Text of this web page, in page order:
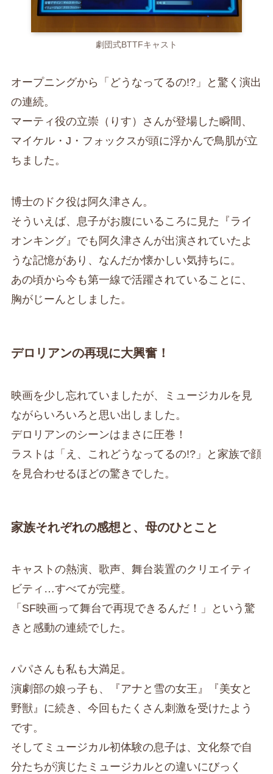
劇団式BTTFキャスト
オープニングから「どうなってるの!?」と驚く演出
の連続。
マーティ役の立崇（りす）さんが登場した瞬間、
マイケル・J・フォックスが頭に浮かんで鳥肌が立
ちました。
博士のドク役は阿久津さん。
そういえば、息子がお腹にいるころに見た『ライ
オンキング』でも阿久津さんが出演されていたよ
うな記憶があり、なんだか懐かしい気持ちに。
あの頃から今も第一線で活躍されていることに、
胸がじーんとしました。
デロリアンの再現に大興奮！
映画を少し忘れていましたが、ミュージカルを見
ながらいろいろと思い出しました。
デロリアンのシーンはまさに圧巻！
ラストは「え、これどうなってるの!?」と家族で顔
を見合わせるほどの驚きでした。
家族それぞれの感想と、母のひとこと
キャストの熱演、歌声、舞台装置のクリエイティ
ビティ…すべてが完璧。
「SF映画って舞台で再現できるんだ！」という驚
きと感動の連続でした。
パパさんも私も大満足。
演劇部の娘っ子も、『アナと雪の女王』『美女と
野獣』に続き、今回もたくさん刺激を受けたよう
です。
そしてミュージカル初体験の息子は、文化祭で自
分たちが演じたミュージカルとの違いにびっく